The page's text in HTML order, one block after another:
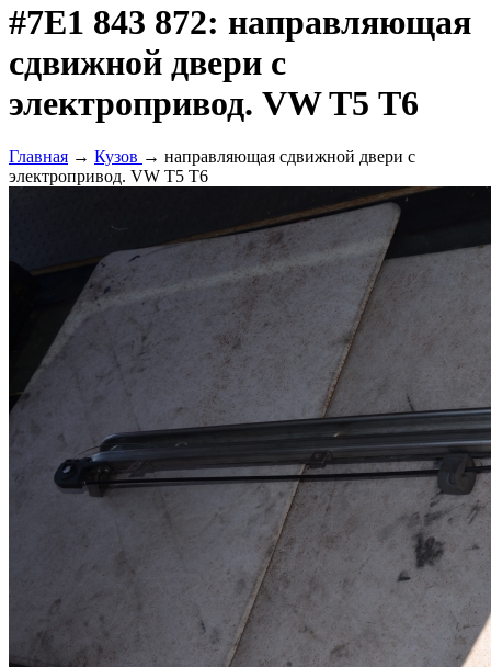
#7E1 843 872: направляющая
сдвижной двери с
электропривод. VW T5 Т6
Главная → Кузов → направляющая сдвижной двери с
электропривод. VW T5 Т6